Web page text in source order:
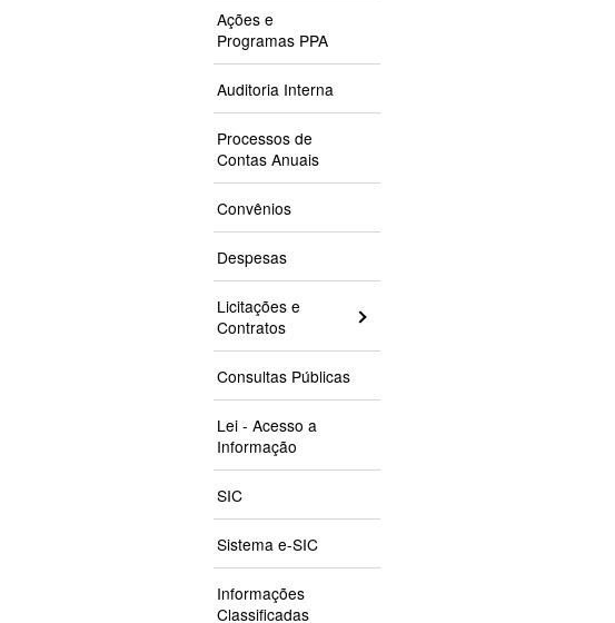
Ações e
Programas PPA
Auditoria Interna
Processos de
Contas Anuais
Convênios
Despesas
Licitações e
Contratos
Consultas Públicas
Lei - Acesso a
Informação
SIC
Sistema e-SIC
Informações
Classificadas